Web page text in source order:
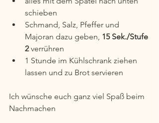
schieben
Schmand, Salz, Pfeffer und
Majoran dazu geben, 15 Sek./Stufe
2 verrühren
1 Stunde im Kühlschrank ziehen
lassen und zu Brot servieren
Ich wünsche euch ganz viel Spaß beim
Nachmachen